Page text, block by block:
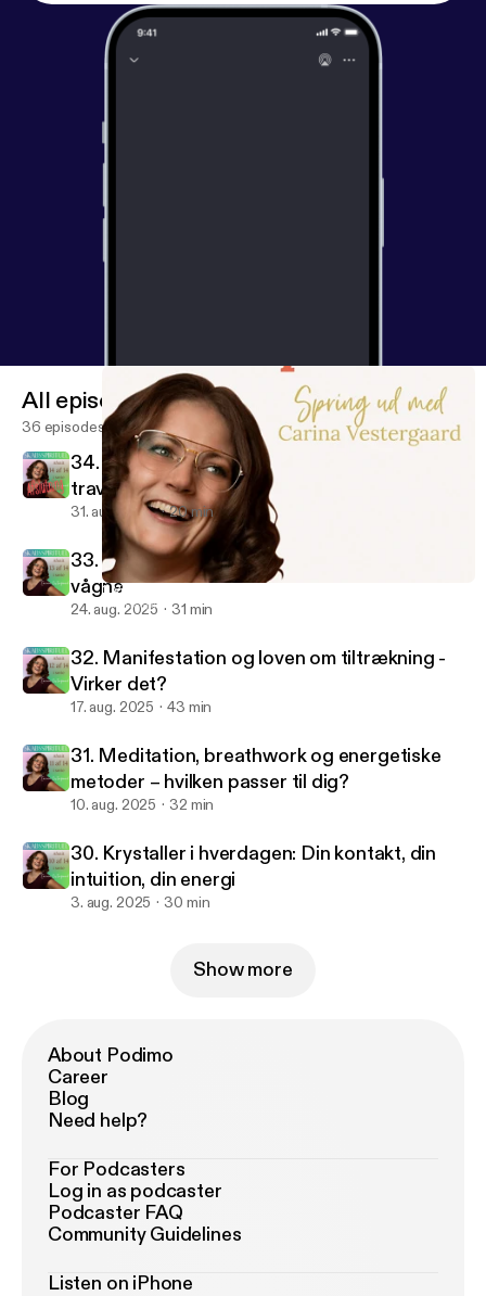
1. Velkommen til Skabsspirituel og Carina Vestergaards Univers
Skabsspirituel
All episodes
36 episodes
34. Hvordan integrerer man spiritualitet i en
travl hverdag
31. aug. 2025 20 min
33. Det spirituelle ego - Når vi tror vi er
vågne
24. aug. 2025 31 min
32. Manifestation og loven om tiltrækning -
Virker det?
17. aug. 2025 43 min
31. Meditation, breathwork og energetiske
metoder – hvilken passer til dig?
10. aug. 2025 32 min
30. Krystaller i hverdagen: Din kontakt, din
intuition, din energi
3. aug. 2025 30 min
Show more
About Podimo
Career
Blog
Need help?
For Podcasters
Log in as podcaster
Podcaster FAQ
Community Guidelines
Listen on iPhone